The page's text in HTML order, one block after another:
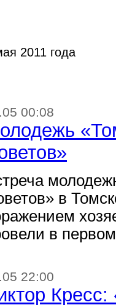
2011 года
00:08
в
в
22:00